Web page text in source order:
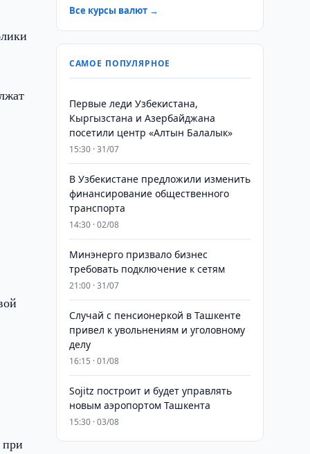
Все курсы валют →
САМОЕ ПОПУЛЯРНОЕ
Первые леди Узбекистана,
Кыргызстана и Азербайджана
посетили центр «Алтын Балалык»
15:30 · 31/07
В Узбекистане предложили изменить
финансирование общественного
транспорта
14:30 · 02/08
Минэнерго призвало бизнес
требовать подключение к сетям
21:00 · 31/07
Случай с пенсионеркой в Ташкенте
привел к увольнениям и уголовному
делу
16:15 · 01/08
Sojitz построит и будет управлять
новым аэропортом Ташкента
15:30 · 03/08